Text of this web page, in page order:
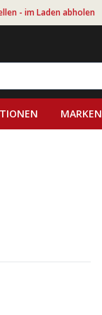
- im Laden abholen
MARKEN